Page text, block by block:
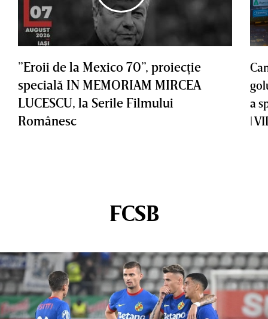
”Eroii de la Mexico 70”, proiecţie
specială IN MEMORIAM MIRCEA
LUCESCU, la Serile Filmului
Românesc
a
|
FCSB